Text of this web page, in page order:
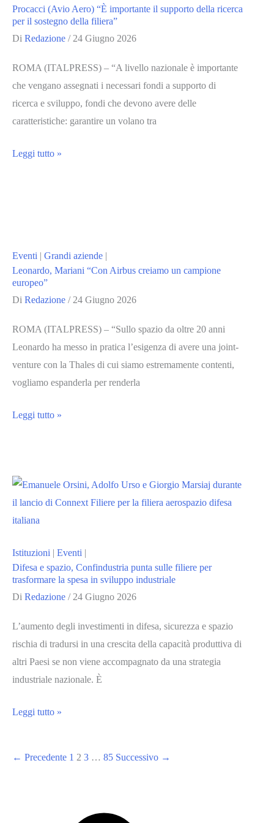
sul
programma
30
giugno
Procacci (Avio Aero) “È importante il supporto della ricerca
per il sostegno della filiera”
Di Redazione / 24 Giugno 2026
ROMA (ITALPRESS) – “A livello nazionale è importante
che vengano assegnati i necessari fondi a supporto di
ricerca e sviluppo, fondi che devono avere delle
caratteristiche: garantire un volano tra
Procacci
supporto
della
ricerca
il
sostegno
della
filiera”
Leggi tutto »
Eventi | Grandi aziende |
Leonardo, Mariani “Con Airbus creiamo un campione
europeo”
Di Redazione / 24 Giugno 2026
ROMA (ITALPRESS) – “Sullo spazio da oltre 20 anni
Leonardo ha messo in pratica l’esigenza di avere una joint-
venture con la Thales di cui siamo estremamente contenti,
vogliamo espanderla per renderla
Leonardo,
creiamo
un
campione
Leggi tutto »
Istituzioni | Eventi |
Difesa e spazio, Confindustria punta sulle filiere per
trasformare la spesa in sviluppo industriale
Di Redazione / 24 Giugno 2026
L’aumento degli investimenti in difesa, sicurezza e spazio
rischia di tradursi in una crescita della capacità produttiva di
altri Paesi se non viene accompagnato da una strategia
industriale nazionale. È
Difesa
Leggi tutto »
← Precedente 1 2 3 … 85 Successivo →